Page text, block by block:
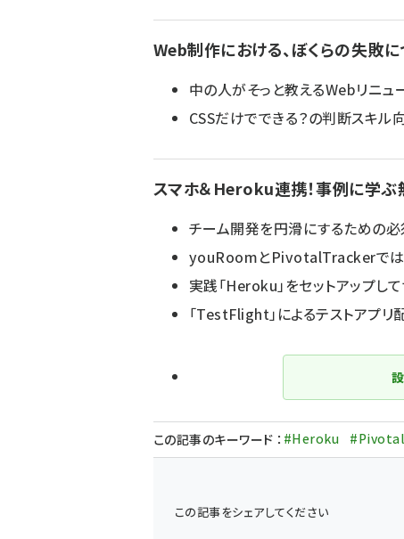
Web制作における、ぼくらの失敗
中の人がそっと教えるWebリニュ
CSSだけでできる？の判断スキル
スマホ＆Heroku連携！事例に学
チーム開発を円滑にするための
youRoomとPivotalTrackerでは
実践「Heroku」をセットアップし
「TestFlight」によるテストアプ
この記事のキーワード ： #Heroku
この記事をシェアしてください